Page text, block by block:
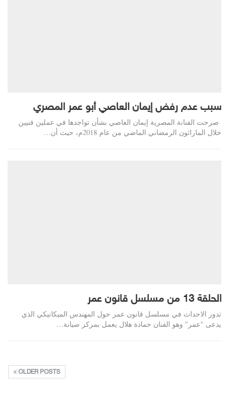
سبب عدم رفض إيمان العاصي أبو عمر المصري
صرحت الفنانة المصرية إيمان العاصي بشأن تواجدها في عملين فنيين
خلال الماراثون الرمضاني الماضي من عام 2018م، حيث أن…
الحلقة 13 من مسلسل قانون عمر
تدور الاحداث في مسلسل قانون عمر حول المهندس الميكانيكي الذي
يدعى "عمر" وهو الفنان حمادة هلال يعمل بمركز صيانة…
OLDER POSTS